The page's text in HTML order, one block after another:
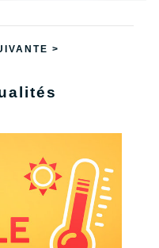
>